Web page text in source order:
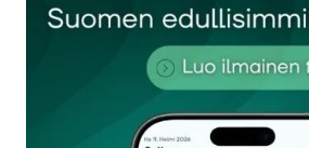
Sähköpostiosoitettasi ei julkaista.
kentät on merkitty*
Kommentti*